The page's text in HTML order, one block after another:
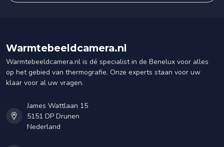
Warmtebeeldcamera.nl
Warmtebeeldcamera.nl is dé specialist in de Benelux voor alles
op het gebied van thermografie. Onze experts staan voor uw
klaar voor al uw vragen.
James Wattlaan 15
5151 DP Drunen
Nederland